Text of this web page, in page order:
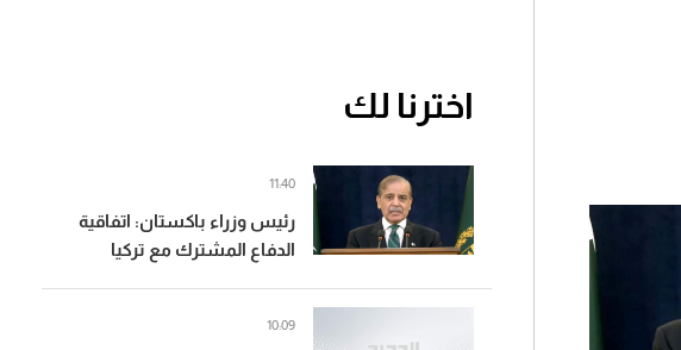
اخترنا لك
رئيس وزراء باكستان: اتفاقية
الدفاع المشترك مع تركيا
11:40
10:09